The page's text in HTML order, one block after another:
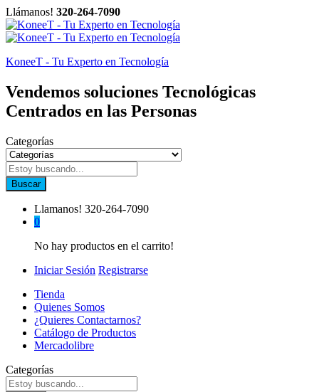
Llámanos! 320-264-7090
KoneeT - Tu Experto en Tecnología
Vendemos soluciones Tecnológicas
Centrados en las Personas
Categorías
Buscar
Llamanos! 320-264-7090
0
No hay productos en el carrito!
Iniciar Sesión Registrarse
Tienda
Quienes Somos
¿Quieres Contactarnos?
Catálogo de Productos
Mercadolibre
Categorías